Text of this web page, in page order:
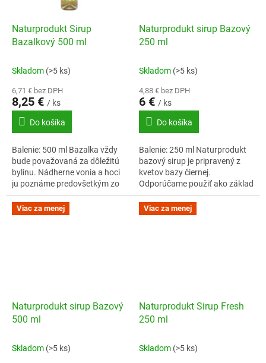
Naturprodukt Sirup
Bazalkový 500 ml
Skladom (>5 ks)
6,71 € bez DPH
8,25 € / ks
Do košíka
Balenie: 500 ml Bazalka vždy
bude považovaná za dôležitú
bylinu. Nádherne vonia a hoci
ju poznáme predovšetkým zo
stredomorskej kuchyne, my
sme jej vôňu a silu zapracovali
do...
Naturprodukt sirup Bazový
250 ml
Skladom (>5 ks)
4,88 € bez DPH
6 € / ks
Do košíka
Balenie: 250 ml Naturprodukt
bazový sirup je pripravený z
kvetov bazy čiernej.
Odporúčame použiť ako základ
na prípravu osviežujúcej
bazovej limonády.
Viac za menej
Naturprodukt sirup Bazový
500 ml
Skladom (>5 ks)
Viac za menej
Naturprodukt Sirup Fresh
250 ml
Skladom (>5 ks)